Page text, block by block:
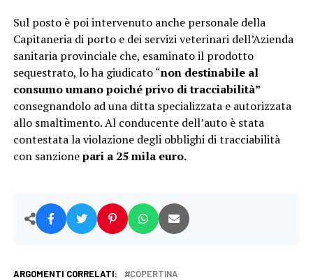
Sul posto è poi intervenuto anche personale della
Capitaneria di porto e dei servizi veterinari dell’Azienda
sanitaria provinciale che, esaminato il prodotto
sequestrato, lo ha giudicato “non destinabile al
consumo umano poiché privo di tracciabilità”
consegnandolo ad una ditta specializzata e autorizzata
allo smaltimento. Al conducente dell’auto è stata
contestata la violazione degli obblighi di tracciabilità
con sanzionepari a 25 mila euro.
ARGOMENTI CORRELATI: COPERTINA